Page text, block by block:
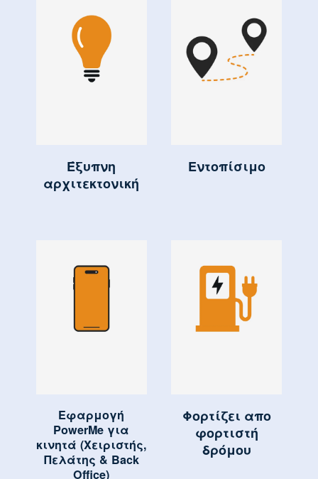
Έξυπνη
αρχιτεκτονική
Εντοπίσιμο
Εφαρμογή
PowerMe για
κινητά (Χειριστής,
Πελάτης & Back
Office)
Φορτίζει απο
φορτιστή
δρόμου